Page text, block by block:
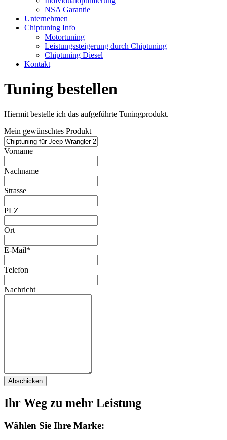
NSA Garantie
Unternehmen
Chiptuning Info
Motortuning
Leistungssteigerung durch Chiptuning
Chiptuning Diesel
Kontakt
Tuning bestellen
Hiermit bestelle ich das aufgeführte Tuningprodukt.
Mein gewünschtes Produkt
Vorname
Nachname
Strasse
PLZ
Ort
E-Mail*
Telefon
Nachricht
Abschicken
Ihr Weg zu mehr Leistung
Wählen Sie Ihre Marke: